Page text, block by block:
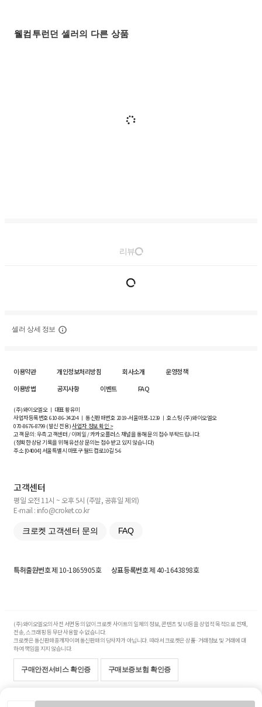
웰컴투런던 셀러의 다른 상품
리뷰
셀러 상세 정보
이용약관 개인정보처리방침 회사소개
운영정책
이용방법
공지사항 이벤트 FAQ
(주)와이오엘오 ㅣ 대표 황유미
사업자등록번호610-86-34204ㅣ 통신판매번호 2019-서울마포-1239 ㅣ 호스팅 (주)와이오엘오
070-8676-8799 (발신 전용)사업자 정보 확인 >
고객 문의: 우측 고객센터 / 이메일 / 카카오플러스 채널을 통해 문의 접수 부탁드립니다.
(정확한 상담 기록을 위해 유선상 문의는 접수받고 있지 않습니다)
주소 [04004] 서울특별시 마포구 월드컵로10길5-6
고객센터
평일 오전 11시 ~ 오후 5시 (주말, 공휴일 제외)
E-mail : info@croket.co.kr
크로켓 고객센터 문의 FAQ
특허출원번호제 10-1865905호 상표등록번호제 40-1643898호
(주)와이오엘오의 사전 서면 동의 없이 크로켓 사이트의 일체의 정보, 콘텐츠 및 UI등을 상업적 목적으로 전재,
전송, 스크래핑 등 무단 사용할 수 없습니다.
크로켓은 통신판매중개자이며 통신판매의 당사자가 아닙니다. 따라서 크로켓은 상품·거래정보 및 거래에 대
하여 책임을 지지 않습니다.
구매안전서비스 확인증 구매보증보험 확인증